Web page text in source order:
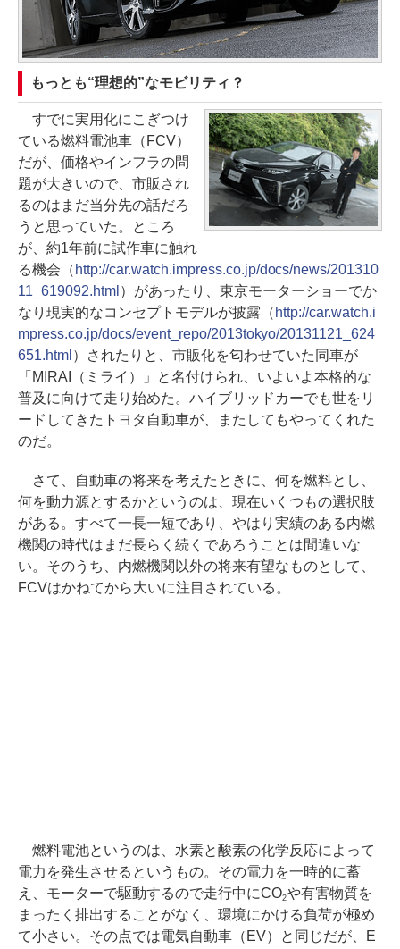
もっとも“理想的”なモビリティ？
すでに実用化にこぎつけ
ている燃料電池車（FCV）
だが、価格やインフラの問
題が大きいので、市販され
るのはまだ当分先の話だろ
うと思っていた。ところ
が、約1年前に試作車に触れ
る機会（ http://car.watch.impress.co.jp/docs/news/201310
11_619092.html ）があったり、東京モーターショーでか
なり現実的なコンセプトモデルが披露（ http://car.watch.i
mpress.co.jp/docs/event_repo/2013tokyo/20131121_624
651.html ）されたりと、市販化を匂わせていた同車が
「MIRAI（ミライ）」と名付けられ、いよいよ本格的な
普及に向けて走り始めた。ハイブリッドカーでも世をリ
ードしてきたトヨタ自動車が、またしてもやってくれた
のだ。
さて、自動車の将来を考えたときに、何を燃料とし、
何を動力源とするかというのは、現在いくつもの選択肢
がある。すべて一長一短であり、やはり実績のある内燃
機関の時代はまだ長らく続くであろうことは間違いな
い。そのうち、内燃機関以外の将来有望なものとして、
FCVはかねてから大いに注目されている。
燃料電池というのは、水素と酸素の化学反応によって
電力を発生させるというもの。その電力を一時的に蓄
え、モーターで駆動するので走行中にCO2や有害物質を
まったく排出することがなく、環境にかける負荷が極め
て小さい。その点では電気自動車（EV）と同じだが、E